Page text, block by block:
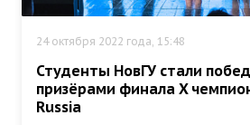
24 октября 2022 года, 15:48
Студенты НовГУ стали
призёрами финала X
Russia